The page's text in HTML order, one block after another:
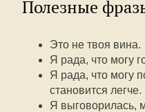
Полезные
Это не твоя вина.
Я рада, что могу
Я рада, что могу
становится легче.
Я выговорилась,